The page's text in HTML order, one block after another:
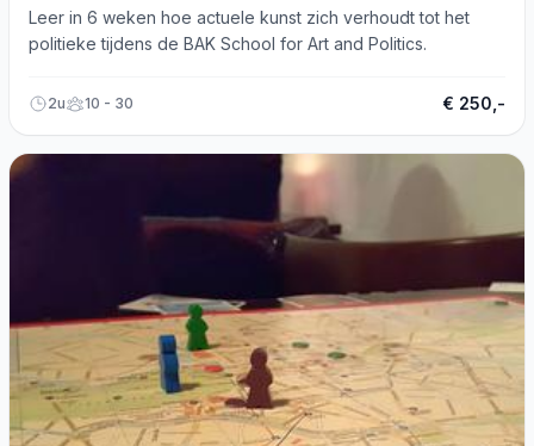
Leer in 6 weken hoe actuele kunst zich verhoudt tot het
politieke tijdens de BAK School for Art and Politics.
2u 10 - 30 € 250,-